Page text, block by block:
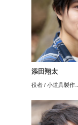
添田翔太
役者 / 小道具製作…